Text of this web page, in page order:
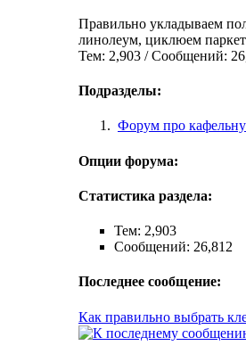
Правильно укладываем
линолеум, циклюем
Тем: 2,903 / Сообщений:
Подразделы:
Форум про
Опции форума:
Статистика раздела:
Тем: 2,903
Сообщений: 26,812
Последнее сообщение:
Как правильно выбрать